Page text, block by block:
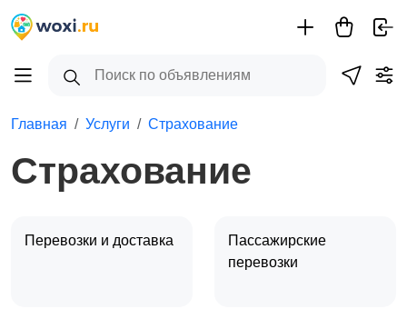
Главная Услуги Страхование
Страхование
Перевозки и доставка
Пассажирские
перевозки